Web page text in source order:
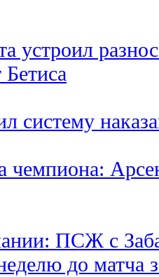
устроил
систему
чемпиона:
ПСЖ с
до матча